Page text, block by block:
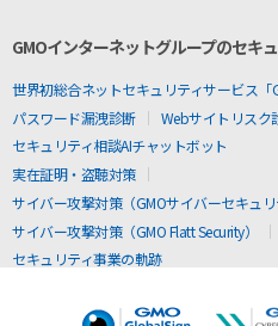
GMOインターネットグループのセキ
世界初総合ネットセキュリティサービス「
パスワード漏洩診断
Webサイトリスク
セキュリティ相談AIチャットボット
実在証明・盗聴対策
サイバー攻撃対策（GMOサイバーセキュリ
サイバー攻撃対策（GMO Flatt Security）
セキュリティ事業の軌跡